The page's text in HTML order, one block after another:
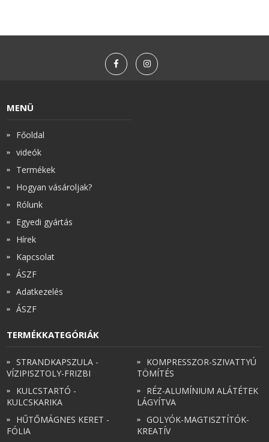
MENÜ
Főoldal
videók
Termékek
Hogyan vásároljak?
Rólunk
Egyedi gyártás
Hírek
Kapcsolat
ÁSZF
Adatkezelés
ÁSZF
TERMÉKKATEGÓRIÁK
STRANDKAPSZULA -
VÍZIPISZTOLY-FRIZBI
KULCSTARTÓ -
KULCSKARIKA
HŰTŐMÁGNES KERET -
FÓLIA
KOMPRESSZOR-SZIVATTYÚ
TÖMÍTÉS
RÉZ-ALUMÍNIUM ALÁTÉTEK
LÁGYÍTVA
GOLYÓK-MAGTISZTÍTÓK-
KREATÍV